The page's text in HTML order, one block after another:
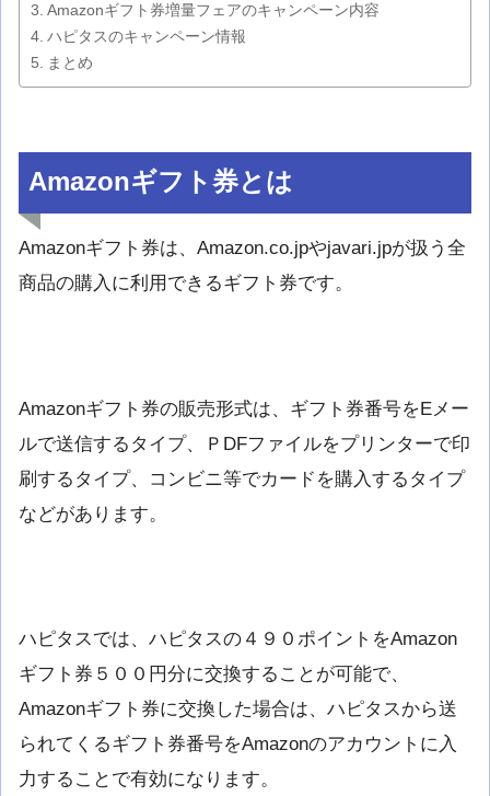
Amazonギフト券増量フェアのキャンペーン内容
ハピタスのキャンペーン情報
まとめ
Amazonギフト券とは
Amazonギフト券は、Amazon.co.jpやjavari.jpが扱う全
商品の購入に利用できるギフト券です。
Amazonギフト券の販売形式は、ギフト券番号をEメー
ルで送信するタイプ、ＰDFファイルをプリンターで印
刷するタイプ、コンビニ等でカードを購入するタイプ
などがあります。
ハピタスでは、ハピタスの４９０ポイントをAmazon
ギフト券５００円分に交換することが可能で、
Amazonギフト券に交換した場合は、ハピタスから送
られてくるギフト券番号をAmazonのアカウントに入
力することで有効になります。